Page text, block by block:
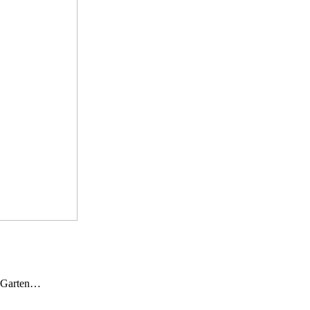
Garten…